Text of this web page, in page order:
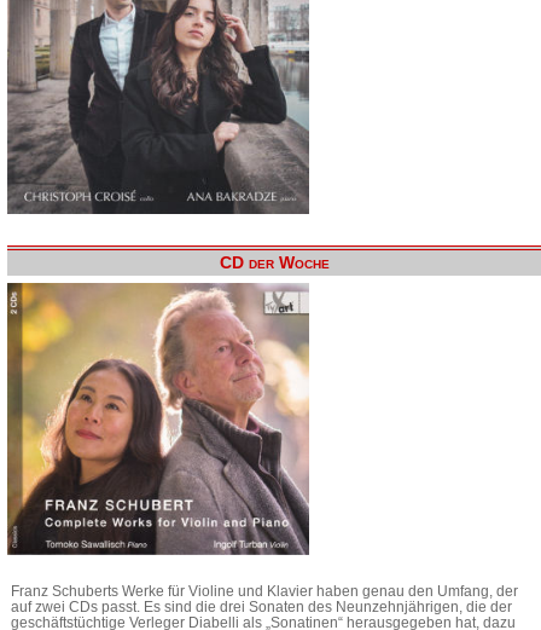
CD der Woche
Franz Schuberts Werke für Violine und Klavier haben genau den Umfang, der
auf zwei CDs passt. Es sind die drei Sonaten des Neunzehnjährigen, die der
geschäftstüchtige Verleger Diabelli als „Sonatinen“ herausgegeben hat, dazu